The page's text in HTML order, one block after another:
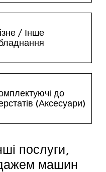
/ Інше
до
(Аксесуари)
послуги,
машин